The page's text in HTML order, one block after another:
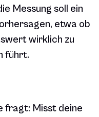
Messung soll ein
etwa ob
wirklich zu
führt.
fragt: Misst deine